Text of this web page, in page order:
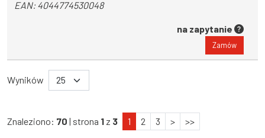
EAN:4044774530048
na zapytanie
Zamów
Wyników
Znaleziono: 70 | strona 1 z 3 1 2 3 > >>